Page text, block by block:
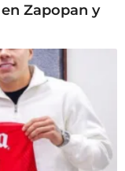
Zapopan y